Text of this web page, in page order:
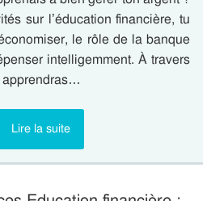
sur l’éducation financière, tu
le rôle de la banque
intelligemment. À travers
apprendras…
Lire la suite